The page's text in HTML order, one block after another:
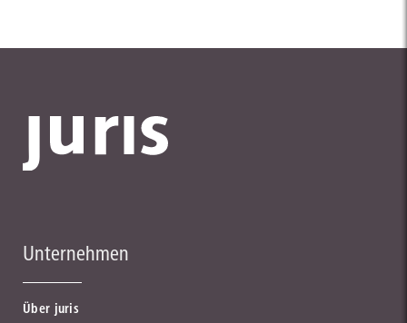
Unternehmen
Über juris